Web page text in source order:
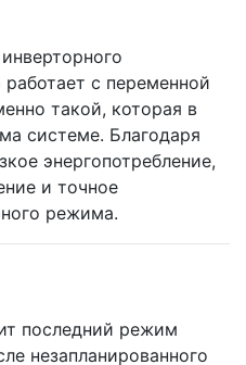
с переменной
такой, которая в
системе. Благодаря
энергопотребление,
и точное
режима.
последний режим
незапланированного